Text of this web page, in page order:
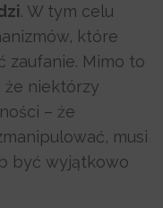
. W tym celu
które
zaufanie. Mimo to
że niektórzy
– że
musi
być wyjątkowo